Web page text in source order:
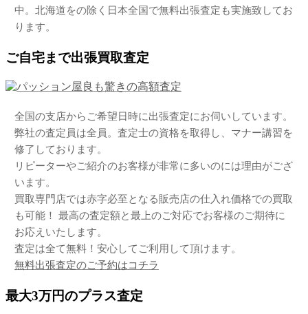
中。北海道をの除く日本全国で無料出張査定も実施致してお
ります。
ご自宅まで出張買取査定
全国の支店からご希望日時に出張査定にお伺いしています。
弊社の査定員は全員。査定士の資格を取得し、マナー講習を
修了しております。
リピーターやご紹介のお客様が非常に多いのには理由がござ
います。
買取専門店では赤字必至となる販売店の仕入れ価格での買取
も可能！ 最高の査定額と最上のご対応でお客様のご期待に
お応えいたします。
査定は全て無料！安心してご利用して頂けます。
無料出張査定のご予約はコチラ
最大3万円のプラス査定